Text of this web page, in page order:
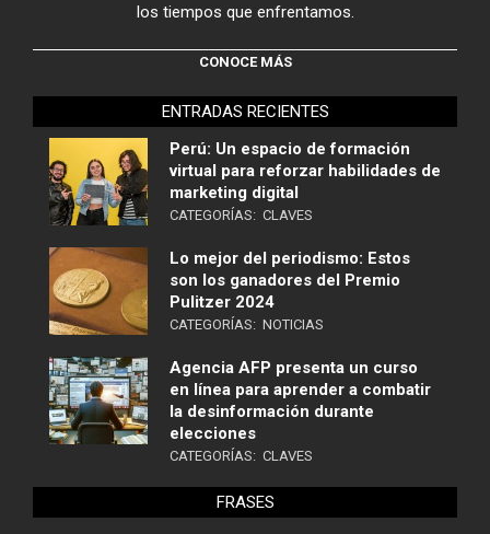
los tiempos que enfrentamos.
CONOCE MÁS
ENTRADAS RECIENTES
Perú: Un espacio de formación
virtual para reforzar habilidades de
marketing digital
CATEGORÍAS: CLAVES
Lo mejor del periodismo: Estos
son los ganadores del Premio
Pulitzer 2024
CATEGORÍAS: NOTICIAS
Agencia AFP presenta un curso
en línea para aprender a combatir
la desinformación durante
elecciones
CATEGORÍAS: CLAVES
FRASES